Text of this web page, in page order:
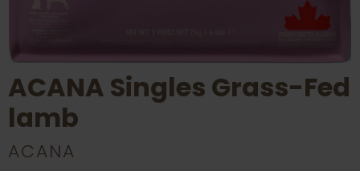
ACANA Singles Grass-Fed
lamb
ACANA